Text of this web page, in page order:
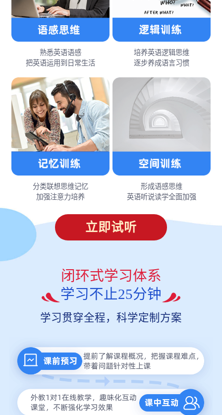
熟悉英语语感
把英语运用到日常生活
培养英语逻辑思维
逐步养成语言习惯
分类联想思维记忆
加强注意力培养
形成语感思维
英语听说读学全面加强
立即试听
闭环式学习体系
学习不止25分钟
学习贯穿全程，科学定制方案